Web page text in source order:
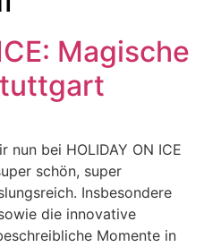
Magische
nun bei HOLIDAY ON ICE
schön, super
Insbesondere
die innovative
Momente in